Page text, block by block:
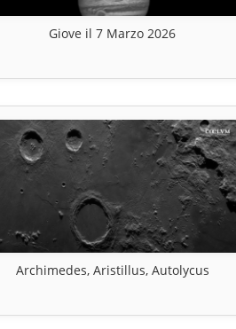
Giove il 7 Marzo 2026
Archimedes, Aristillus, Autolycus